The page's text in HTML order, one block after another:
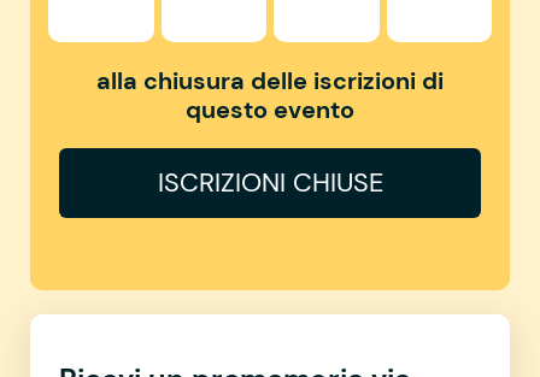
alla chiusura delle iscrizioni di
questo evento
ISCRIZIONI CHIUSE